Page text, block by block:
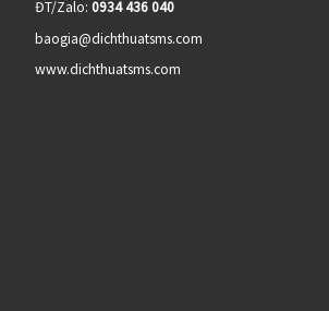
ĐT/Zalo: 0934 436 040
baogia@dichthuatsms.com
www.dichthuatsms.com